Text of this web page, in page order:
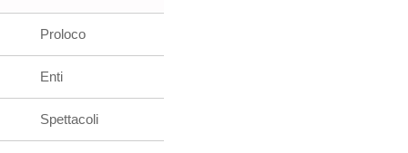
Proloco
Enti
Spettacoli